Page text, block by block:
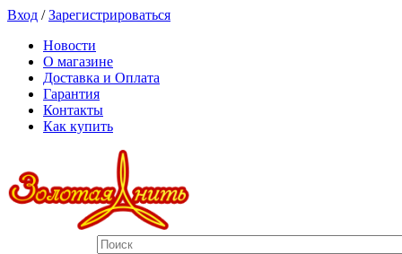
Вход /Зарегистрироваться
Новости
О магазине
Доставка и Оплата
Гарантия
Контакты
Как купить